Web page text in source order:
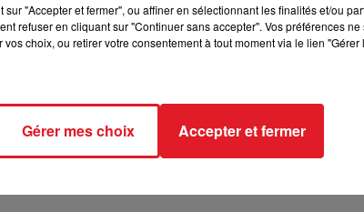
peu moins bien dernièrement après une bonne
reprendre.
pistes :
"Accepter et fermer", ou affiner en sélectionnant les finalités et/ou
refuser en cliquant sur "Continuer sans accepter". Vos préférences
vos choix, ou retirer votre consentement à tout moment via le lien
Gérer mes choix Accepter et fermer